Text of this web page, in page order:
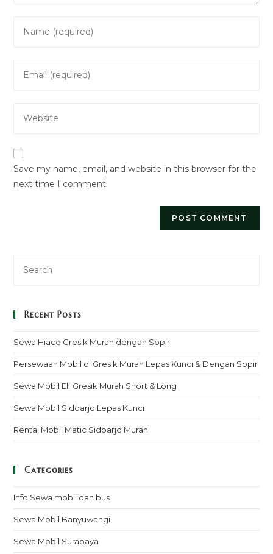
your
comment
your
address
your
URL
(optional)
Save my name, email, and website in this browser for the
next time I comment.
Recent Posts
Sewa Hiace Gresik Murah dengan Sopir
Persewaan Mobil di Gresik Murah Lepas Kunci & Dengan Sopir
Sewa Mobil Elf Gresik Murah Short & Long
Sewa Mobil Sidoarjo Lepas Kunci
Rental Mobil Matic Sidoarjo Murah
Categories
Info Sewa mobil dan bus
Sewa Mobil Banyuwangi
Sewa Mobil Surabaya